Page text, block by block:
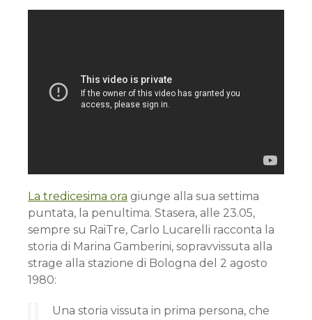
La tredicesima ora giunge alla sua settima
puntata, la penultima. Stasera, alle 23.05,
sempre su RaiTre, Carlo Lucarelli racconta la
storia di Marina Gamberini, sopravvissuta alla
strage alla stazione di Bologna del 2 agosto
1980:
Una storia vissuta in prima persona, che